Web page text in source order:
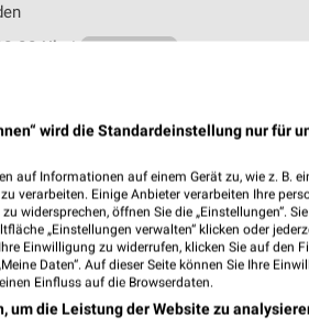
Uhr | Geschlossen
wird die Standardeinstellung nur für
auf Informationen auf einem Gerät zu, wie z. B.
verarbeiten. Einige Anbieter verarbeiten Ihre
widersprechen, öffnen Sie die „Einstellungen“.
„Einstellungen verwalten“ klicken oder
Einwilligung zu widerrufen, klicken Sie auf den
Daten“. Auf dieser Seite können Sie Ihre
Einfluss auf die Browserdaten.
um die Leistung der Website zu